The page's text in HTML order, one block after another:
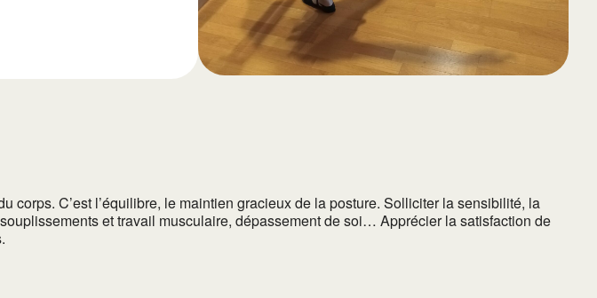
C’est l’équilibre, le maintien gracieux de la posture. Solliciter la sensibilité, la
et travail musculaire, dépassement de soi… Apprécier la satisfaction de